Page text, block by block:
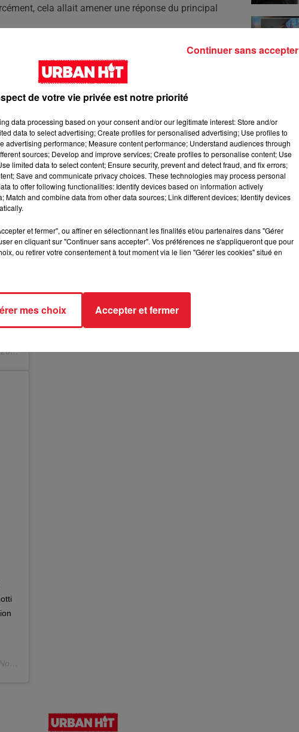
cela allait amener une réponse du principal
de l'ex de son meilleur ennemi, dans son
cours de laquelle il se trouve en compagnie de
XXXTentacion en feat avec
PDT
3 :34 PST
de votre vie privée est notre priorité
data processing based on your consent and/or our legitimate interest: Store and/or
data to select advertising; Create profiles for personalised advertising; Use profiles to
advertising performance; Measure content performance; Understand audiences through
sources; Develop and improve services; Create profiles to personalise content; Use
limited data to select content; Ensure security, prevent and detect fraud, and fix errors;
Save and communicate privacy choices. These technologies may process personal
to offer following functionalities: Identify devices based on information actively
Match and combine data from other data sources; Link different devices; Identify devices
et fermer", ou affiner en sélectionnant les finalités et/ou partenaires dans "Gérer
en cliquant sur "Continuer sans accepter". Vos préférences ne s'appliqueront que pour
ou retirer votre consentement à tout moment via le lien "Gérer les cookies" situé en
mes choix Accepter et fermer
Continuer sans accepter